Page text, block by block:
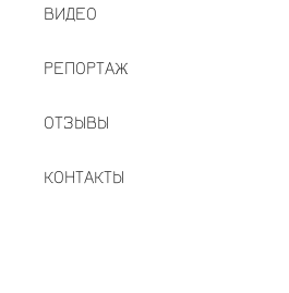
ВИДЕО
РЕПОРТАЖ
ОТЗЫВЫ
КОНТАКТЫ